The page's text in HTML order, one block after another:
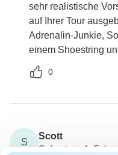
sehr realistische
auf Ihrer Tour
Adrenalin-Junkie,
einem Shoestring
0
S
Scott
Gefragt am 1.